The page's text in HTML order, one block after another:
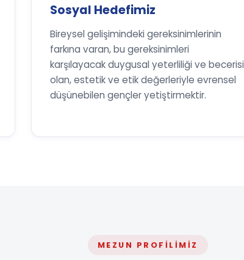
Sosyal Hedefimiz
Bireysel gelişimindeki gereksinimlerinin
farkına varan, bu gereksinimleri
karşılayacak duygusal yeterliliği ve becerisi
olan, estetik ve etik değerleriyle evrensel
düşünebilen gençler yetiştirmektir.
MEZUN PROFILIMIZ